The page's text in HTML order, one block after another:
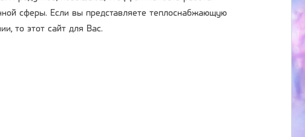
сферы. Если вы представляете теплоснабжающую
то этот сайт для Вас.